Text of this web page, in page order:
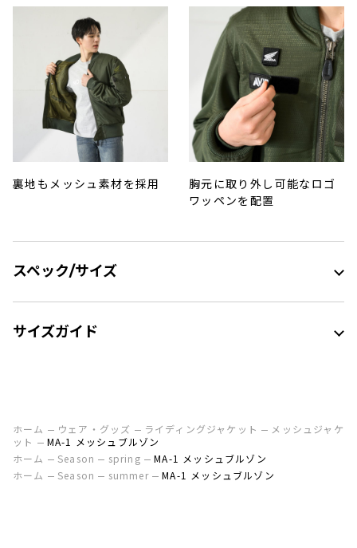
裏地もメッシュ素材を採用
胸元に取り外し可能なロゴ
ワッペンを配置
スペック/サイズ
サイズガイド
ホーム ウェア・グッズ ライディングジャケット
メッシュジャケ
ット
MA-1 メッシュブルゾン
ホーム
Season spring
MA-1 メッシュブルゾン
ホーム
Season summer MA-1 メッシュブルゾン